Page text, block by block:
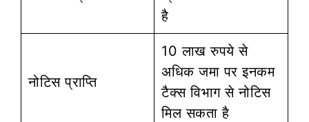
है
नोटिस प्राप्ति
10 लाख रुपये से
अधिक जमा पर इनकम
टैक्स विभाग से नोटिस
मिल सकता है